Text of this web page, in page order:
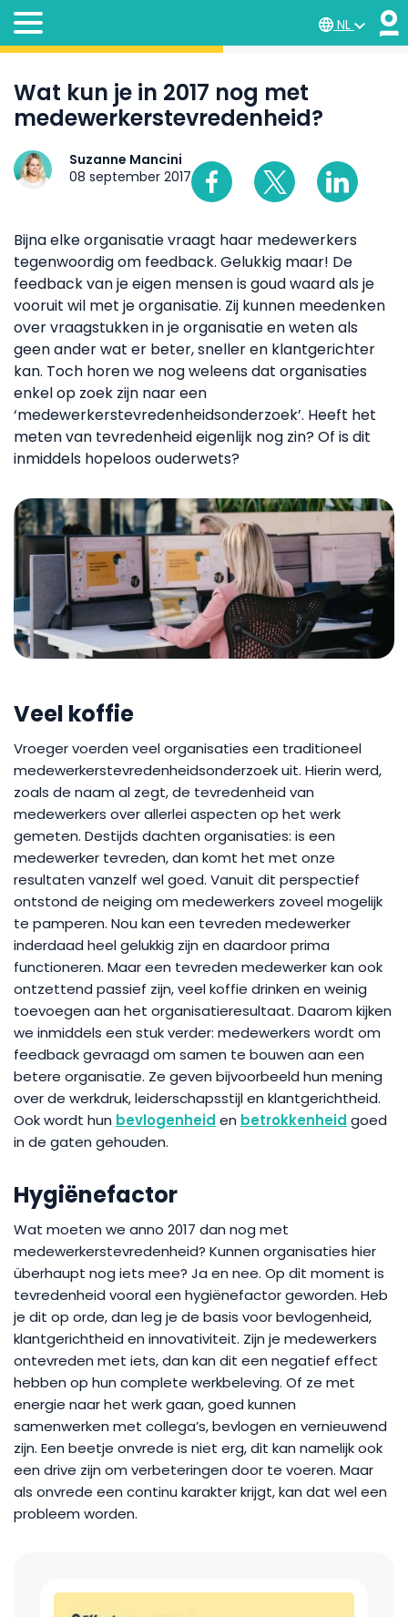
NL
Wat kun je in 2017 nog met
medewerkerstevredenheid?
Suzanne Mancini
08 september 2017
Bijna elke organisatie vraagt haar medewerkers
tegenwoordig om feedback. Gelukkig maar! De
feedback van je eigen mensen is goud waard als je
vooruit wil met je organisatie. Zij kunnen meedenken
over vraagstukken in je organisatie en weten als
geen ander wat er beter, sneller en klantgerichter
kan. Toch horen we nog weleens dat organisaties
enkel op zoek zijn naar een
‘medewerkerstevredenheidsonderzoek’. Heeft het
meten van tevredenheid eigenlijk nog zin? Of is dit
inmiddels hopeloos ouderwets?
Veel koffie
Vroeger voerden veel organisaties een traditioneel
medewerkerstevredenheidsonderzoek uit. Hierin werd,
zoals de naam al zegt, de tevredenheid van
medewerkers over allerlei aspecten op het werk
gemeten. Destijds dachten organisaties: is een
medewerker tevreden, dan komt het met onze
resultaten vanzelf wel goed. Vanuit dit perspectief
ontstond de neiging om medewerkers zoveel mogelijk
te pamperen. Nou kan een tevreden medewerker
inderdaad heel gelukkig zijn en daardoor prima
functioneren. Maar een tevreden medewerker kan ook
ontzettend passief zijn, veel koffie drinken en weinig
toevoegen aan het organisatieresultaat. Daarom kijken
we inmiddels een stuk verder: medewerkers wordt om
feedback gevraagd om samen te bouwen aan een
betere organisatie. Ze geven bijvoorbeeld hun mening
over de werkdruk, leiderschapsstijl en klantgerichtheid.
Ook wordt hun bevlogenheid en betrokkenheid goed
in de gaten gehouden.
Hygiënefactor
Wat moeten we anno 2017 dan nog met
medewerkerstevredenheid? Kunnen organisaties hier
überhaupt nog iets mee? Ja en nee. Op dit moment is
tevredenheid vooral een hygiënefactor geworden. Heb
je dit op orde, dan leg je de basis voor bevlogenheid,
klantgerichtheid en innovativiteit. Zijn je medewerkers
ontevreden met iets, dan kan dit een negatief effect
hebben op hun complete werkbeleving. Of ze met
energie naar het werk gaan, goed kunnen
samenwerken met collega’s, bevlogen en vernieuwend
zijn. Een beetje onvrede is niet erg, dit kan namelijk ook
een drive zijn om verbeteringen door te voeren. Maar
als onvrede een continu karakter krijgt, kan dat wel een
probleem worden.